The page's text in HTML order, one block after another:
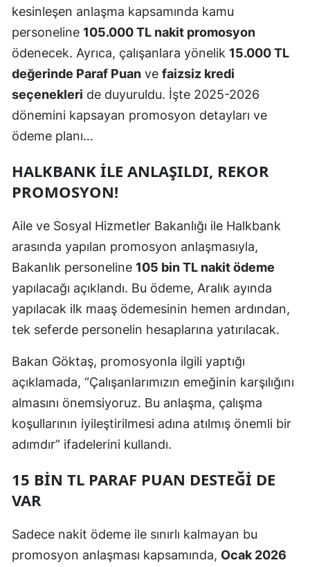
kesinleşen anlaşma kapsamında kamu
personeline 105.000 TL nakit promosyon
ödenecek. Ayrıca, çalışanlara yönelik 15.000 TL
değerinde Paraf Puan ve faizsiz kredi
seçenekleri de duyuruldu. İşte 2025-2026
dönemini kapsayan promosyon detayları ve
ödeme planı…
HALKBANK ILE ANLAŞILDI, REKOR
PROMOSYON!
Aile ve Sosyal Hizmetler Bakanlığı ile Halkbank
arasında yapılan promosyon anlaşmasıyla,
Bakanlık personeline 105 bin TL nakit ödeme
yapılacağı açıklandı. Bu ödeme, Aralık ayında
yapılacak ilk maaş ödemesinin hemen ardından,
tek seferde personelin hesaplarına yatırılacak.
Bakan Göktaş, promosyonla ilgili yaptığı
açıklamada, “Çalışanlarımızın emeğinin karşılığını
almasını önemsiyoruz. Bu anlaşma, çalışma
koşullarının iyileştirilmesi adına atılmış önemli bir
adımdır” ifadelerini kullandı.
15 BIN TL PARAF PUAN DESTEĞI DE
VAR
Sadece nakit ödeme ile sınırlı kalmayan bu
promosyon anlaşması kapsamında, Ocak 2026